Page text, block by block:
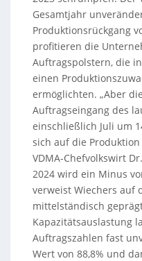
Gesamtjahr
Produktionsrückgang
profitieren die
Auftragspolstern, die
einen
ermöglichten. „Aber
Auftragseingang des
einschließlich Juli um
sich auf die
VDMA-Chefvolkswirt
2024 wird ein Minus
verweist Wiechers auf
mittelständisch
Kapazitätsauslastung
Auftragszahlen fast
Wert von 88,8% und